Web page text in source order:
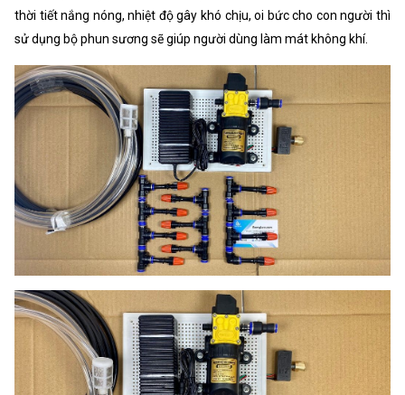
thời tiết nắng nóng, nhiệt độ gây khó chịu, oi bức cho con người thì
sử dụng bộ phun sương sẽ giúp người dùng làm mát không khí.